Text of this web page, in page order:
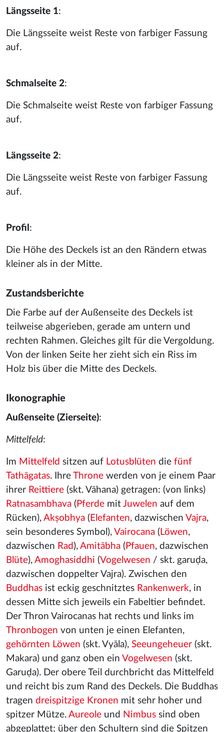
Längsseite 1:
Die Längsseite weist Reste von farbiger Fassung
auf.
Schmalseite 2:
Die Schmalseite weist Reste von farbiger Fassung
auf.
Längsseite 2:
Die Längsseite weist Reste von farbiger Fassung
auf.
Profil :
Die Höhe des Deckels ist an den Rändern etwas
kleiner als in der Mitte.
Zustandsberichte
Die Farbe auf der Außenseite des Deckels ist
teilweise abgerieben, gerade am untern und
rechten Rahmen. Gleiches gilt für die Vergoldung.
Von der linken Seite her zieht sich ein Riss im
Holz bis über die Mitte des Deckels.
Ikonographie
Außenseite (Zierseite):
Mittelfeld:
Im Mittelfeld sitzen auf Lotusblüten die fünf
Tathāgatas. Ihre Throne werden von je einem Paar
ihrer Reittiere (skt. Vāhana) getragen: (von links)
Ratnasambhava ( Pferde mit Juwelen auf dem
Rücken), Akṣobhya ( Elefanten, dazwischen Vajra,
sein besonderes Symbol), Vairocana ( Löwen,
dazwischen Rad ), Amitābha ( Pfauen, dazwischen
Blüte), Amoghasiddhi (Vogelwesen / skt. garuḍa,
dazwischen doppelter Vajra). Zwischen den
Buddhas ist eckig geschnitztes Rankenwerk, in
dessen Mitte sich jeweils ein Fabeltier befindet.
Der Thron Vairocanas hat rechts und links im
Thronbogen von unten je einen Elefanten,
gehörnten Löwen (skt. Vyāla), Seeungeheuer (skt.
Makara) und ganz oben ein Vogelwesen (skt.
Garuḍa). Der obere Teil durchbricht das Mittelfeld
und reicht bis zum Rand des Deckels. Die Buddhas
tragen dreispitzige Kronen mit sehr hoher und
spitzer Mütze. Aureole und Nimbus sind oben
abgeplattet; über den Schultern sind die Spitzen